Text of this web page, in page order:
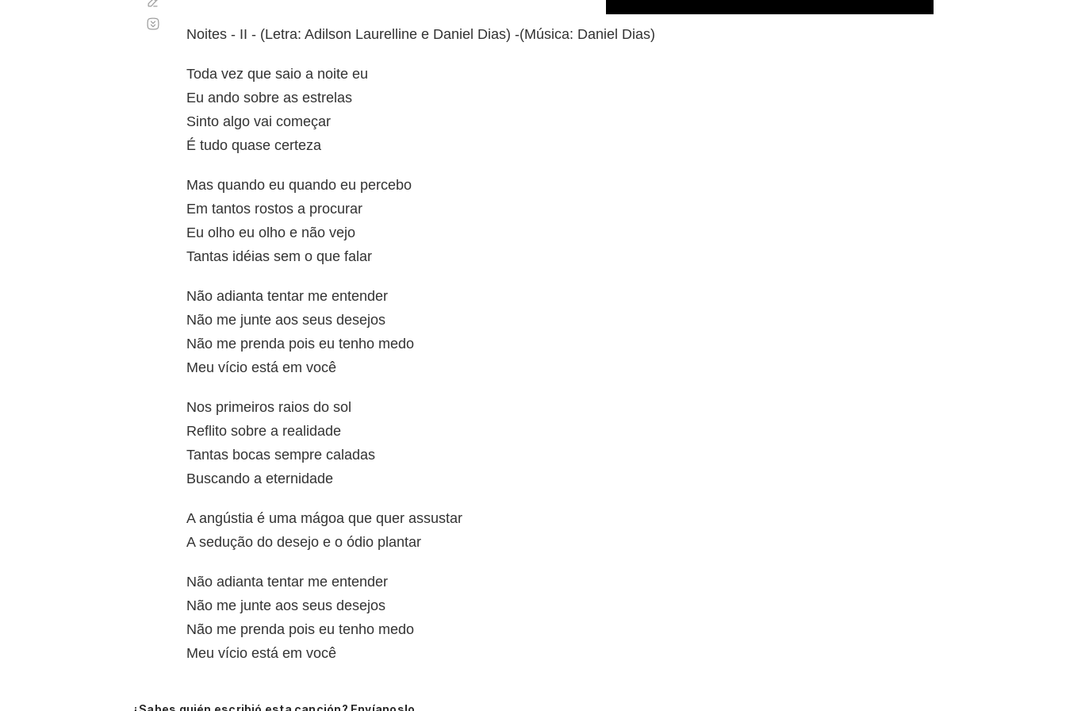
Noites - II - (Letra: Adilson Laurelline e Daniel Dias) -(Música: Daniel Dias)
Toda vez que saio a noite eu
Eu ando sobre as estrelas
Sinto algo vai começar
É tudo quase certeza
Mas quando eu quando eu percebo
Em tantos rostos a procurar
Eu olho eu olho e não vejo
Tantas idéias sem o que falar
Não adianta tentar me entender
Não me junte aos seus desejos
Não me prenda pois eu tenho medo
Meu vício está em você
Nos primeiros raios do sol
Reflito sobre a realidade
Tantas bocas sempre caladas
Buscando a eternidade
A angústia é uma mágoa que quer assustar
A sedução do desejo e o ódio plantar
Não adianta tentar me entender
Não me junte aos seus desejos
Não me prenda pois eu tenho medo
Meu vício está em você
automático